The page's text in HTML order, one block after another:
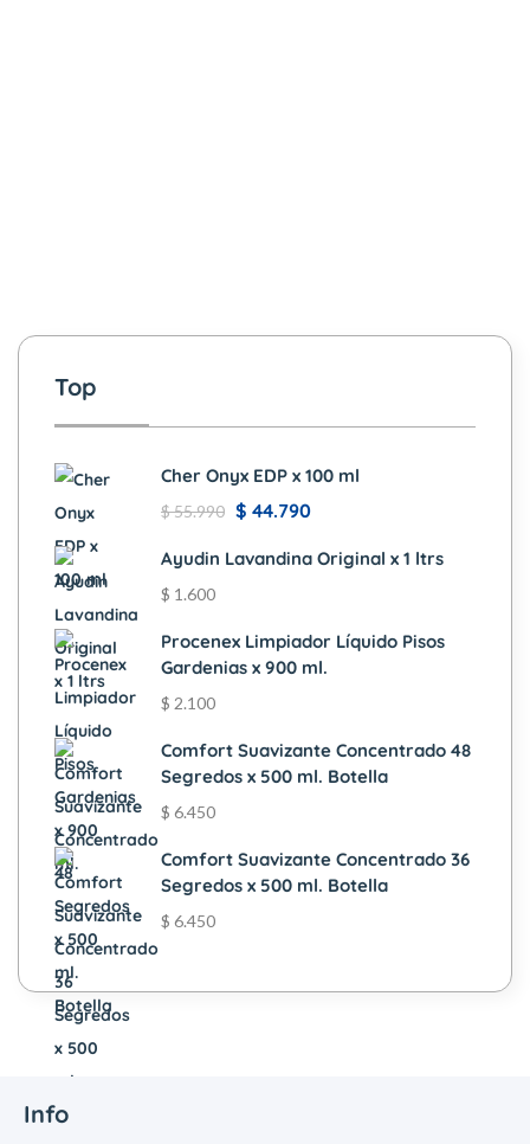
Top
Cher Onyx EDP x 100 ml
$55.990 $ 44.790
Ayudin Lavandina Original x 1 ltrs
$ 1.600
Procenex Limpiador Líquido Pisos
Gardenias x 900 ml.
$ 2.100
Comfort Suavizante Concentrado 48
Segredos x 500 ml. Botella
$ 6.450
Comfort Suavizante Concentrado 36
Segredos x 500 ml. Botella
$ 6.450
Info